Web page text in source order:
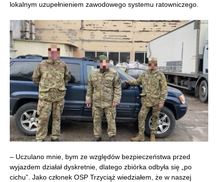
lokalnym uzupełnieniem zawodowego systemu ratowniczego.
– Uczulano mnie, bym ze względów bezpieczeństwa przed
wyjazdem działał dyskretnie, dlatego zbiórka odbyła się „po
cichu”. Jako członek OSP Trzyciąż wiedziałem, że w naszej